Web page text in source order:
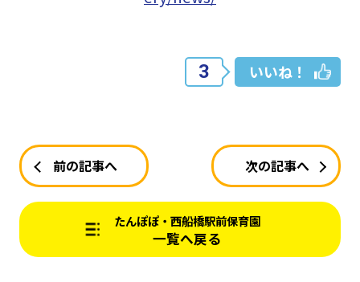
3 いいね！
前の記事へ 次の記事へ
たんぽぽ・西船橋駅前保育園
一覧へ戻る